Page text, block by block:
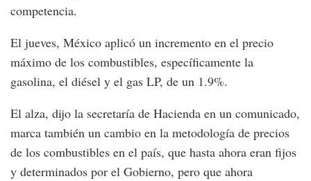
competencia.
El jueves, México aplicó un incremento en el precio
máximo de los combustibles, específicamente la
gasolina, el diésel y el gas LP, de un 1.9%.
El alza, dijo la secretaría de Hacienda en un comunicado,
marca también un cambio en la metodología de precios
de los combustibles en el país, que hasta ahora eran fijos
y determinados por el Gobierno, pero que ahora